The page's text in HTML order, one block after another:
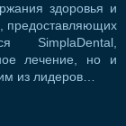
здоровья и
предоставляющих
SimplaDental,
лечение, но и
из лидеров…